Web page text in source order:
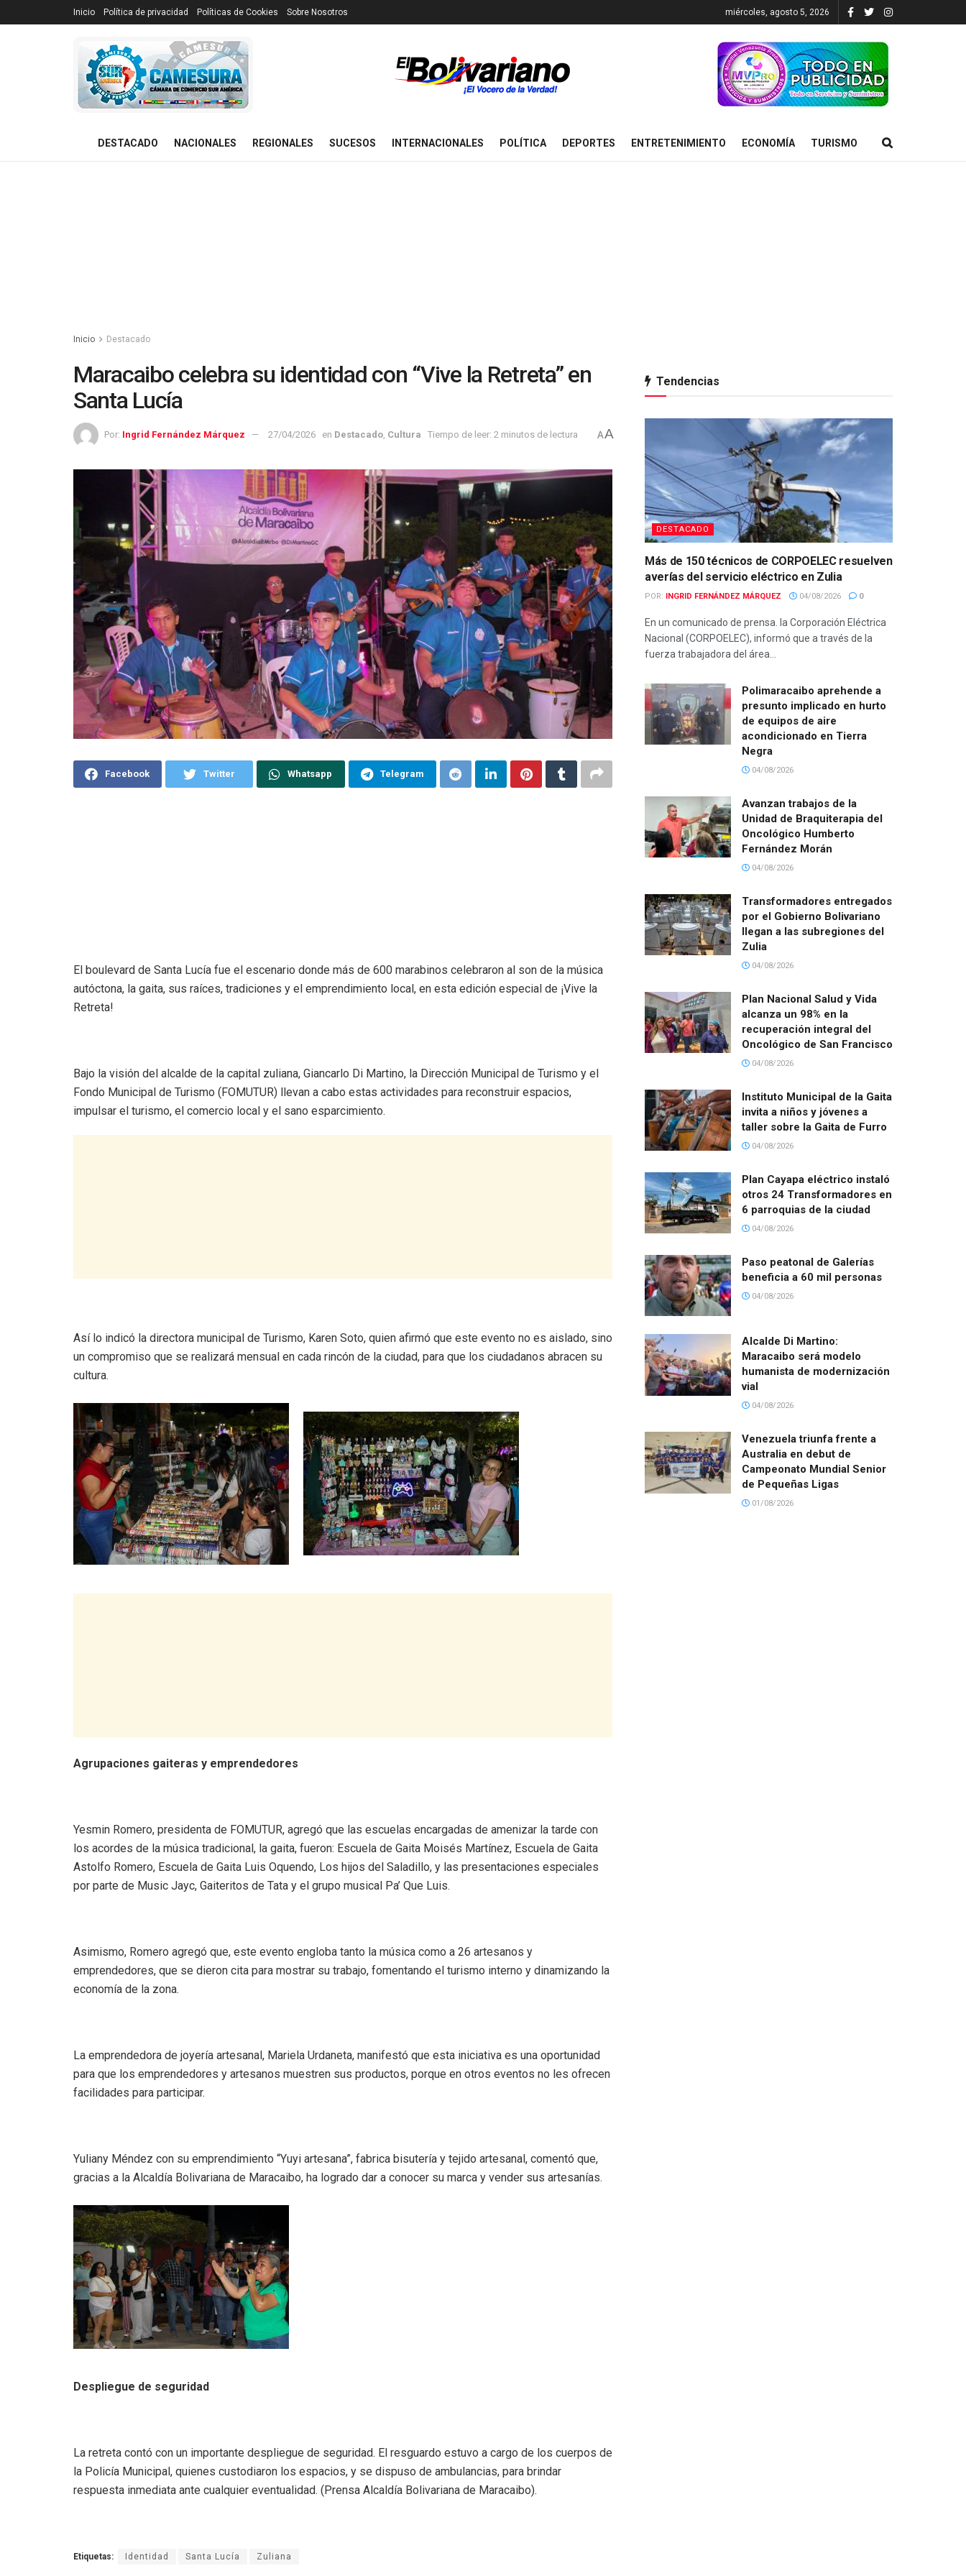
Inicio Política de privacidad Políticas de Cookies Sobre Nosotros miércoles, agosto 5, 2026
DESTACADO NACIONALES REGIONALES SUCESOS INTERNACIONALES POLÍTICA DEPORTES ENTRETENIMIENTO ECONOMÍA TURISMO
Inicio Destacado
Maracaibo celebra su identidad con “Vive la Retreta” en
Santa Lucía
Por: Ingrid Fernández Márquez 27/04/2026 en Destacado Cultura Tiempo de leer: 2 minutos de lectura AA
Facebook Twitter Whatsapp Telegram
El boulevard de Santa Lucía fue el escenario donde más de 600 marabinos celebraron al son de la música
autóctona, la gaita, sus raíces, tradiciones y el emprendimiento local, en esta edición especial de ¡Vive la
Retreta!
Bajo la visión del alcalde de la capital zuliana, Giancarlo Di Martino, la Dirección Municipal de Turismo y el
Fondo Municipal de Turismo (FOMUTUR) llevan a cabo estas actividades para reconstruir espacios,
impulsar el turismo, el comercio local y el sano esparcimiento.
Así lo indicó la directora municipal de Turismo, Karen Soto, quien afirmó que este evento no es aislado, sino
un compromiso que se realizará mensual en cada rincón de la ciudad, para que los ciudadanos abracen su
cultura.
Agrupaciones gaiteras y emprendedores
Yesmin Romero, presidenta de FOMUTUR, agregó que las escuelas encargadas de amenizar la tarde con
los acordes de la música tradicional, la gaita, fueron: Escuela de Gaita Moisés Martínez, Escuela de Gaita
Astolfo Romero, Escuela de Gaita Luis Oquendo, Los hijos del Saladillo, y las presentaciones especiales
por parte de Music Jayc, Gaiteritos de Tata y el grupo musical Pa’ Que Luis.
Asimismo, Romero agregó que, este evento engloba tanto la música como a 26 artesanos y
emprendedores, que se dieron cita para mostrar su trabajo, fomentando el turismo interno y dinamizando la
economía de la zona.
La emprendedora de joyería artesanal, Mariela Urdaneta, manifestó que esta iniciativa es una oportunidad
para que los emprendedores y artesanos muestren sus productos, porque en otros eventos no les ofrecen
facilidades para participar.
Yuliany Méndez con su emprendimiento “Yuyi artesana”, fabrica bisutería y tejido artesanal, comentó que,
gracias a la Alcaldía Bolivariana de Maracaibo, ha logrado dar a conocer su marca y vender sus artesanías.
Despliegue de seguridad
La retreta contó con un importante despliegue de seguridad. El resguardo estuvo a cargo de los cuerpos de
la Policía Municipal, quienes custodiaron los espacios, y se dispuso de ambulancias, para brindar
respuesta inmediata ante cualquier eventualidad. (Prensa Alcaldía Bolivariana de Maracaibo).
Etiquetas: Identidad Santa Lucía Zuliana
Tendencias
DESTACADO
Más de 150 técnicos de CORPOELEC resuelven
averías del servicio eléctrico en Zulia
POR: INGRID FERNÁNDEZ MÁRQUEZ 04/08/2026 0
En un comunicado de prensa. la Corporación Eléctrica
Nacional (CORPOELEC), informó que a través de la
fuerza trabajadora del área...
Polimaracaibo aprehende a
presunto implicado en hurto
de equipos de aire
acondicionado en Tierra
Negra
04/08/2026
Avanzan trabajos de la
Unidad de Braquiterapia del
Oncológico Humberto
Fernández Morán
04/08/2026
Transformadores entregados
por el Gobierno Bolivariano
llegan a las subregiones del
Zulia
04/08/2026
Plan Nacional Salud y Vida
alcanza un 98% en la
recuperación integral del
Oncológico de San Francisco
04/08/2026
Instituto Municipal de la Gaita
invita a niños y jóvenes a
taller sobre la Gaita de Furro
04/08/2026
Plan Cayapa eléctrico instaló
otros 24 Transformadores en
6 parroquias de la ciudad
04/08/2026
Paso peatonal de Galerías
beneficia a 60 mil personas
04/08/2026
Alcalde Di Martino:
Maracaibo será modelo
humanista de modernización
vial
04/08/2026
Venezuela triunfa frente a
Australia en debut de
Campeonato Mundial Senior
de Pequeñas Ligas
01/08/2026